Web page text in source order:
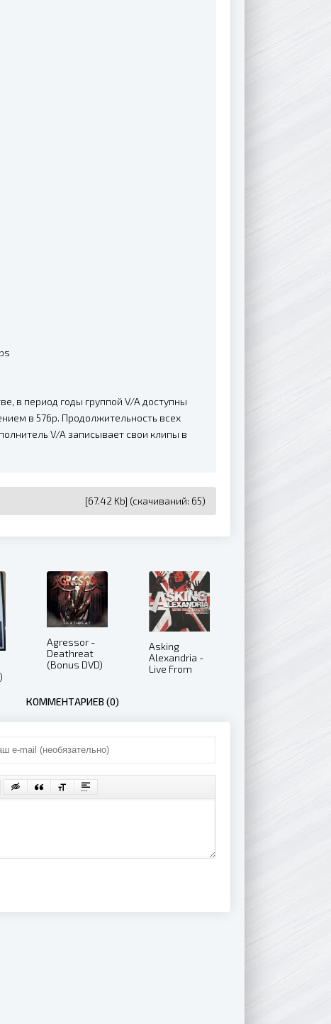
в период годы группой V/A доступны
в 576p. Продолжительность всех
V/A записывает свои клипы в
[67.42 Kb] (cкачиваний: 65)
Agressor -
Deathreat
(Bonus DVD)
Asking
Alexandria -
Live From
КОММЕНТАРИЕВ (0)